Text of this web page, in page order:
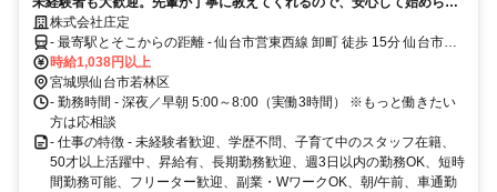
ます。新しい仲間と共に成長しましょう
株式会社庄定
- 最寄駅とそこからの距離 - 仙台市営東西線 卸町 徒歩 15分 仙台市営
東西線 六丁の目 徒歩 11分
時給1,038円以上
宮城県仙台市若林区
- 勤務時間 - 深夜／早朝 5:00～8:00（実働3時間） ※もっと働きたい
方は応相談
- 仕事の特徴 - 未経験者歓迎、学歴不問、子育て中のスタッフ在籍、
50才以上活躍中、昇給有、長期勤務歓迎、週3日以内の勤務OK、短時
間勤務可能、フリーター歓迎、副業・WワークOK、朝/午前、車通勤